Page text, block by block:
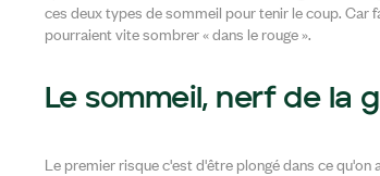
ces deux types de sommeil pour tenir le coup. Car
pourraient vite sombrer « dans le rouge ».
Le sommeil, nerf de la
Le premier risque c'est d'être plongé dans ce